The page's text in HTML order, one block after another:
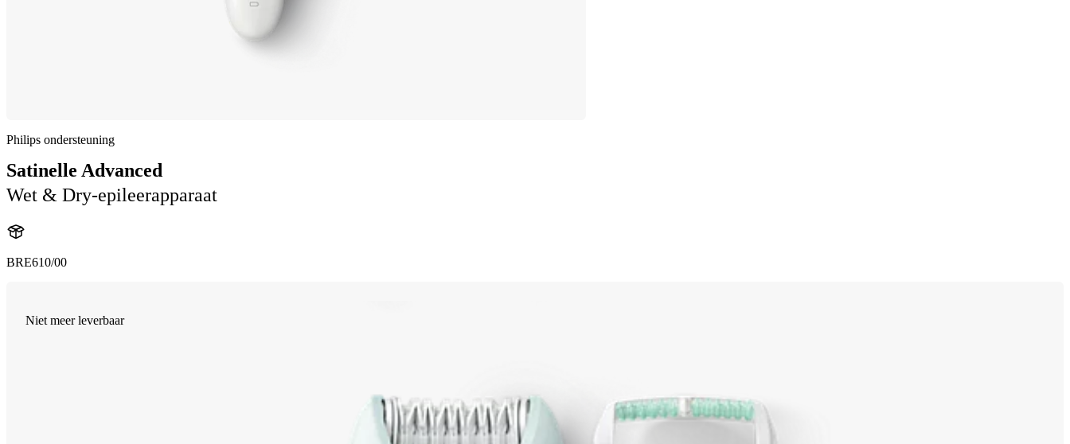
Philips ondersteuning
Satinelle Advanced
Wet & Dry-epileerapparaat
BRE610/00
Niet meer leverbaar